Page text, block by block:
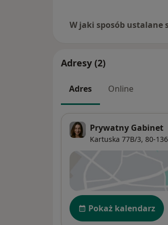
W jaki sposób ustalane
Adresy (2)
Adres Online
Prywatny Gabinet
Kartuska 77B/3, 80-136
Dostępność
Pokaż kalendarz